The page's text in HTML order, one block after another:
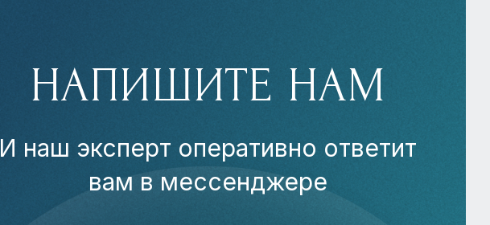
НАПИШИТЕ НАМ
И наш эксперт оперативно ответит
вам в мессенджере